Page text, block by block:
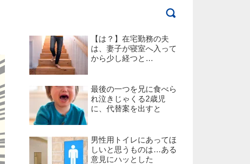
【は？】在宅勤務の夫
は、妻子が寝室へ入って
から少し経つと…
最後の一つを兄に食べら
れ泣きじゃくる2歳児
に、代替案を出すと
男性用トイレにあってほ
しいと思うものは…ある
意見にハッとした